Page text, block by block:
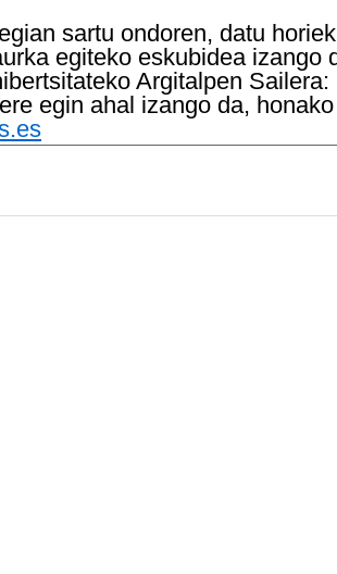
sartu ondoren, datu
egiteko eskubidea
Argitalpen
egin ahal izango da,